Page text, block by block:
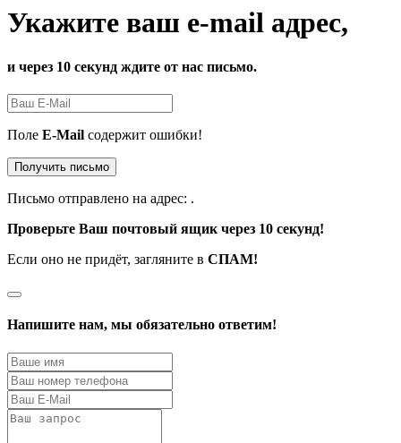
Укажите ваш e-mail адрес,
и через 10 секунд ждите от нас письмо.
Поле E-Mail содержит ошибки!
Получить письмо
Письмо отправлено на адрес: .
Проверьте Ваш почтовый ящик через 10 секунд!
Если оно не придёт, загляните в СПАМ!
Напишите нам, мы обязательно ответим!